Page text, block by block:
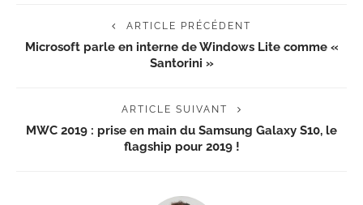
ARTICLE PRÉCÉDENT
Microsoft parle en interne de Windows Lite comme «
Santorini »
ARTICLE SUIVANT
MWC 2019 : prise en main du Samsung Galaxy S10, le
flagship pour 2019 !